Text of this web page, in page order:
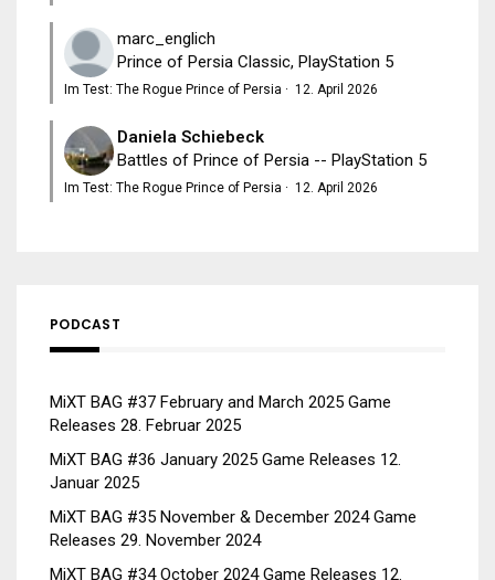
marc_englich
Prince of Persia Classic, PlayStation 5
Im Test: The Rogue Prince of Persia · 12. April 2026
Daniela Schiebeck
Battles of Prince of Persia -- PlayStation 5
Im Test: The Rogue Prince of Persia · 12. April 2026
PODCAST
MiXT BAG #37 February and March 2025 Game
Releases 28. Februar 2025
MiXT BAG #36 January 2025 Game Releases 12.
Januar 2025
MiXT BAG #35 November & December 2024 Game
Releases 29. November 2024
MiXT BAG #34 October 2024 Game Releases 12.